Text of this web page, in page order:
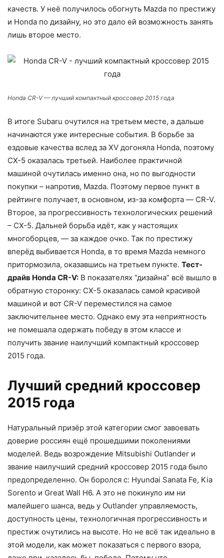
качеств. У неё получилось обогнуть Mazda по престижу
и Honda по дизайну, но это дало ей возможность занять
лишь второе место.
Honda CR-V — лучший компактный кроссовер 2015 года
В итоге Subaru очутился на третьем месте, а дальше
начинаются уже интересные события. В борьбе за
ездовые качества вслед за XV догоняла Honda, поэтому
CX-5 оказалась третьей. Наиболее практичной
машиной очутилась именно она, но по выгодности
покупки – напротив, Mazda. Поэтому первое пункт в
рейтинге получает, в основном, из-за комфорта — CR-V.
Второе, за прогрессивность технологических решений
– СХ-5. Дальней борьба идёт, как у настоящих
многоборцев, — за каждое очко. Так по престижу
вперёд выбивается Honda, в то время Mazda немного
притормозила, оказавшись на третьем пункте. Тест-
драйв Honda CR-V: В показателях “дизайна” всё вышло в
обратную сторонку: CX-5 оказалась самой красивой
машиной и вот CR-V переместился на самое
заключительнее место. Однако ему эта неприятность
не помешала одержать победу в этом классе и
получить звание наилучший компактный кроссовер
2015 года.
Лучший средний кроссовер
2015 года
Натуральный призёр этой категории смог завоевать
доверие россиян ещё прошедшими поколениями
моделей. Ведь возрождение Mitsubishi Outlander и
звание наилучший средний кроссовер 2015 года было
предопределенно. Он боролся с: Hyundai Sanata Fe, Kia
Sorento и Great Wall H6. А это не покинуло им ни
малейшего шанса, ведь у Outlander управляемость,
доступность цены, технологичная прогрессивность и
престиж очутились на высоте. Но не всё так идеально в
этой модели, как может показаться с первого взора,